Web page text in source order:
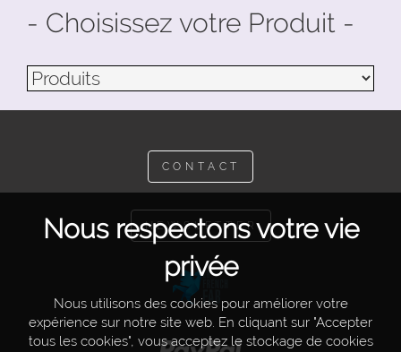
Nous respectons votre vie
privée
Nous utilisons des cookies pour améliorer votre
expérience sur notre site web. En cliquant sur "Accepter
tous les cookies", vous acceptez le stockage de cookies
- Choisissez votre Produit -
CONTACT
NEWSLETTER